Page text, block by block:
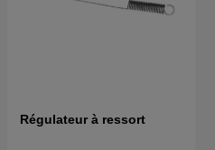
Régulateur à ressort